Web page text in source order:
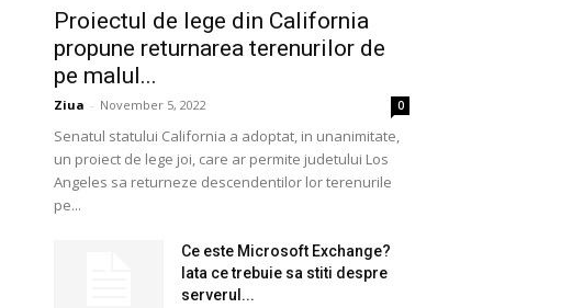
Proiectul de lege din California
propune returnarea terenurilor de
pe malul...
Ziua - November 5, 2022 0
Senatul statului California a adoptat, in unanimitate,
un proiect de lege joi, care ar permite judetului Los
Angeles sa returneze descendentilor lor terenurile
pe...
Ce este Microsoft Exchange?
Iata ce trebuie sa stiti despre
serverul...